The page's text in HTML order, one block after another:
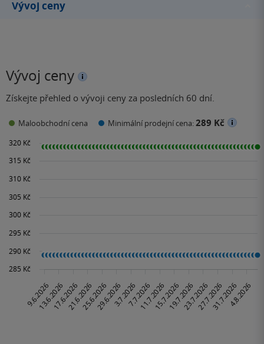
Vývoj ceny
Vývoj ceny
Získejte přehled o vývoji ceny za posledních 60 dní.
Maloobchodní cena Minimální prodejní cena:289 Kč